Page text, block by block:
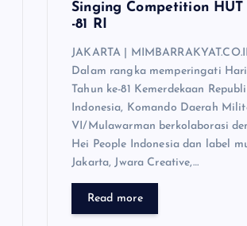
Singing Competition HUT
-81 RI
JAKARTA |
Dalam rangka memperingati
Tahun ke-81 Kemerdekaan
Indonesia, Komando Daerah
VI/Mulawarman berkolaborasi
Hei People Indonesia dan label
Jakarta, Jwara Creative,…
Read more